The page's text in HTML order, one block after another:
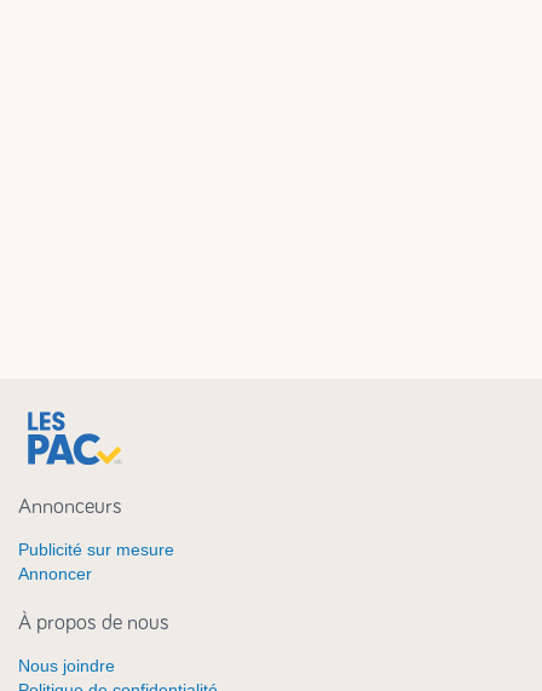
Annonceurs
Publicité sur mesure
Annoncer
À propos de nous
Nous joindre